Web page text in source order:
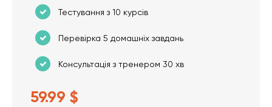
Тестування з 10 курсів
Перевірка 5 домашніх завдань
Консультація з тренером 30 хв
59.99 $